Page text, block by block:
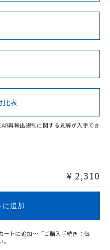
Cd Cr(VI)
性があります。
比表
再輸出規制に関する見解が入手でき
¥ 2,310
に追加
ートに追加～「ご購入手続き：価